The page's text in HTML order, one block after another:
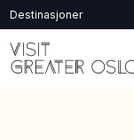
Destinasjoner